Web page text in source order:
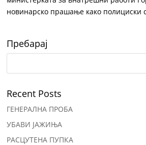
новинарско прашање како полициски
Пребарај
Recent Posts
ГЕНЕРАЛНА ПРОБА
УБАВИ ЈАЖИЊА
РАСЦУТЕНА ПУПКА